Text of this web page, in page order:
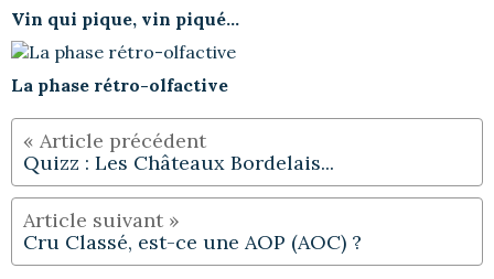
Vin qui pique, vin piqué...
La phase rétro-olfactive
Quizz : Les Châteaux Bordelais...
Cru Classé, est-ce une AOP (AOC) ?